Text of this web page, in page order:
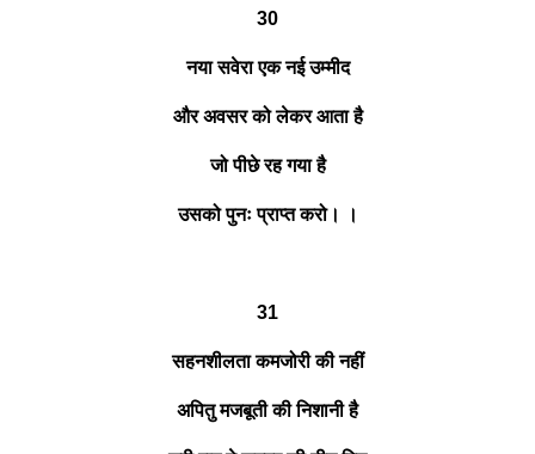
30
नया सवेरा एक नई उम्मीद
और अवसर को लेकर आता है
जो पीछे रह गया है
उसको पुनः प्राप्त करो। ।
31
सहनशीलता कमजोरी की नहीं
अपितु मजबूती की निशानी है